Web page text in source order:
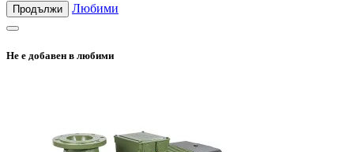
Продължи Любими
Не е добавен в любими